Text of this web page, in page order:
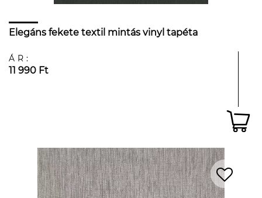
Elegáns fekete textil mintás vinyl tapéta
ÁR:
11 990 Ft